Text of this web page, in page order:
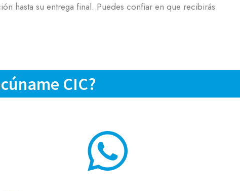
hasta su entrega final. Puedes confiar en que recibirás
CIC?